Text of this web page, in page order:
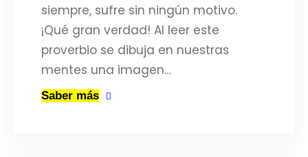
siempre, sufre sin ningún motivo.
¡Qué gran verdad! Al leer este
proverbio se dibuja en nuestras
mentes una imagen…
Saber más